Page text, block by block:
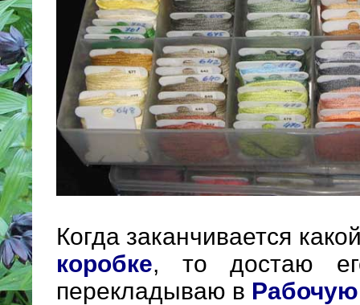
Когда заканчивается
коробке, то достаю
перекладываю в Рабочую